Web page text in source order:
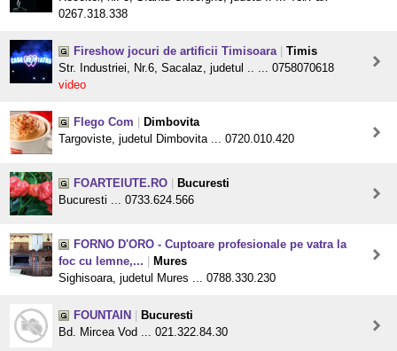
0267.318.338
Fireshow jocuri de artificii Timisoara
Timis
Str. Industriei, Nr.6, Sacalaz, judetul .. ... 0758070618
video
Flego Com
Dimbovita
Targoviste, judetul Dimbovita ... 0720.010.420
FOARTEIUTE.RO
Bucuresti
Bucuresti ... 0733.624.566
FORNO D'ORO - Cuptoare profesionale pe vatra la
foc cu lemne,...
Mures
Sighisoara, judetul Mures ... 0788.330.230
FOUNTAIN
Bucuresti
Bd. Mircea Vod ... 021.322.84.30